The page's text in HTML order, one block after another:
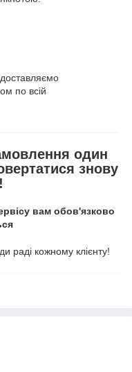
по всій
один
знову
вам обов'язково
раді кожному клієнту!